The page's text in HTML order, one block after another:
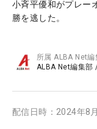
小斉平優和がプレー
勝を逃した。
所属ALBA Net編
ALBA Net編集部
配信日時： 2024年8